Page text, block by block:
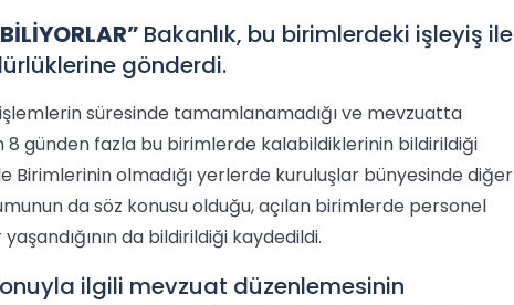
Bakanlık, bu birimlerdeki işleyiş ile
gönderdi.
süresinde tamamlanamadığı ve mevzuatta
8 günden fazla bu birimlerde kalabildiklerinin bildirildiği
Birimlerinin olmadığı yerlerde kuruluşlar bünyesinde diğer
da söz konusu olduğu, açılan birimlerde personel
da bildirildiği kaydedildi.
ilgili mevzuat düzenlemesinin